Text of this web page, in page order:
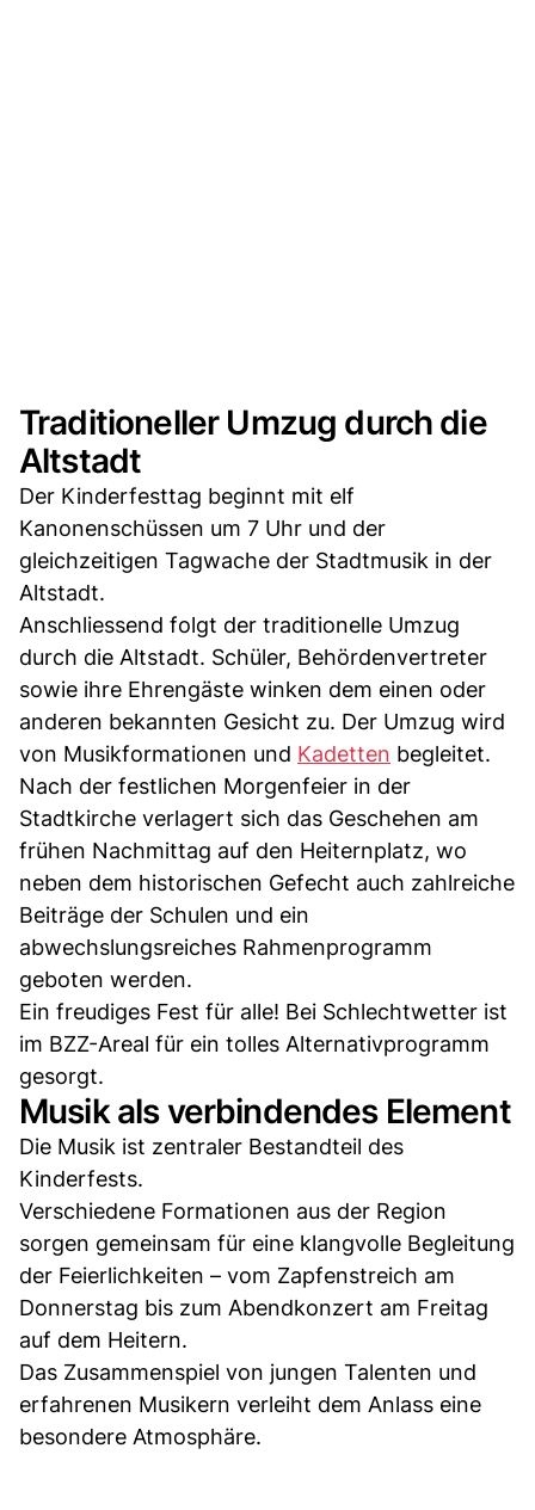
Traditioneller Umzug durch die
Altstadt
Der Kinderfesttag beginnt mit elf
Kanonenschüssen um 7 Uhr und der
gleichzeitigen Tagwache der Stadtmusik in der
Altstadt.
Anschliessend folgt der traditionelle Umzug
durch die Altstadt. Schüler, Behördenvertreter
sowie ihre Ehrengäste winken dem einen oder
anderen bekannten Gesicht zu. Der Umzug wird
von Musikformationen und Kadetten begleitet.
Nach der festlichen Morgenfeier in der
Stadtkirche verlagert sich das Geschehen am
frühen Nachmittag auf den Heiternplatz, wo
neben dem historischen Gefecht auch zahlreiche
Beiträge der Schulen und ein
abwechslungsreiches Rahmenprogramm
geboten werden.
Ein freudiges Fest für alle! Bei Schlechtwetter ist
im BZZ-Areal für ein tolles Alternativprogramm
gesorgt.
Musik als verbindendes Element
Die Musik ist zentraler Bestandteil des
Kinderfests.
Verschiedene Formationen aus der Region
sorgen gemeinsam für eine klangvolle Begleitung
der Feierlichkeiten – vom Zapfenstreich am
Donnerstag bis zum Abendkonzert am Freitag
auf dem Heitern.
Das Zusammenspiel von jungen Talenten und
erfahrenen Musikern verleiht dem Anlass eine
besondere Atmosphäre.